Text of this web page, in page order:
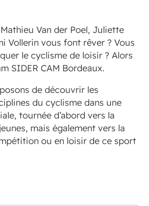
Van der Poel, Juliette
Vollerin vous font rêver ? Vous
le cyclisme de loisir ? Alors
SIDER CAM Bordeaux.
de découvrir les
du cyclisme dans une
tournée d’abord vers la
mais également vers la
ou en loisir de ce sport